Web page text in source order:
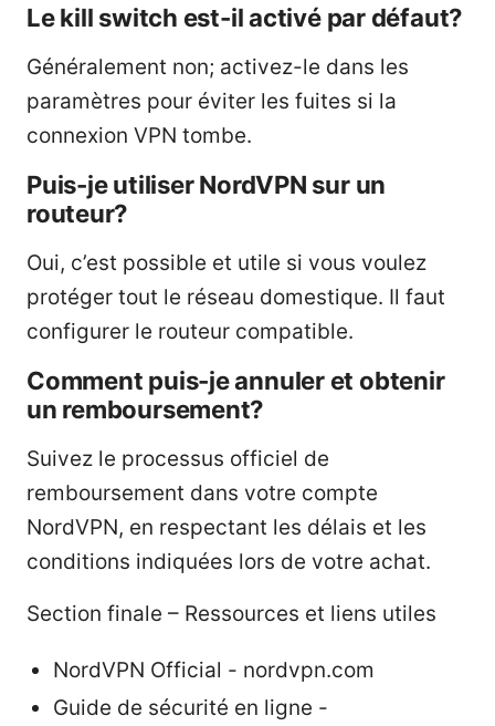
Le kill switch est-il activé par défaut?
Généralement non; activez-le dans les
paramètres pour éviter les fuites si la
connexion VPN tombe.
Puis-je utiliser NordVPN sur un
routeur?
Oui, c’est possible et utile si vous voulez
protéger tout le réseau domestique. Il faut
configurer le routeur compatible.
Comment puis-je annuler et obtenir
un remboursement?
Suivez le processus officiel de
remboursement dans votre compte
NordVPN, en respectant les délais et les
conditions indiquées lors de votre achat.
Section finale – Ressources et liens utiles
NordVPN Official - nordvpn.com
Guide de sécurité en ligne -